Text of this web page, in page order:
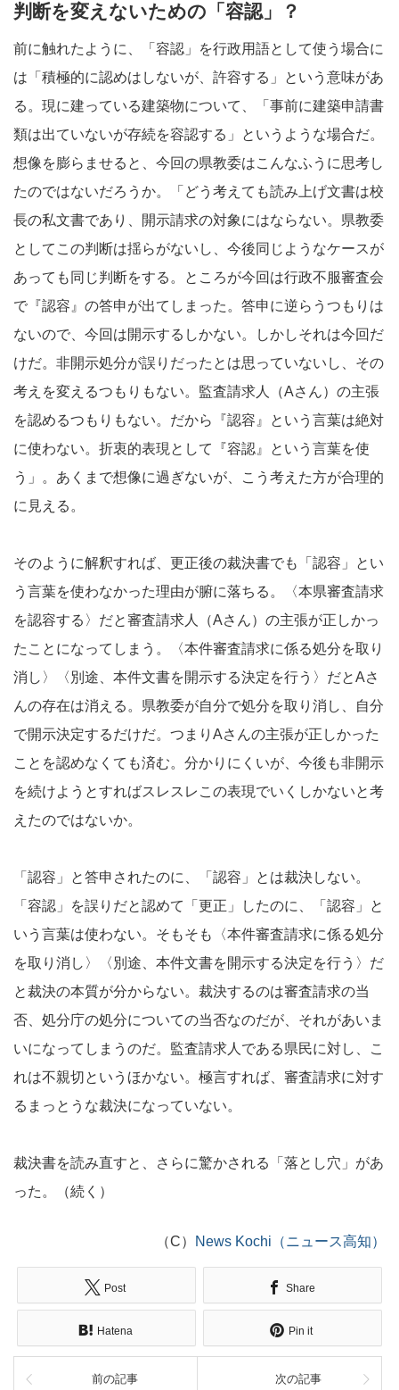
判断を変えないための「容認」？
前に触れたように、「容認」を行政用語として使う場合に
は「積極的に認めはしないが、許容する」という意味があ
る。現に建っている建築物について、「事前に建築申請書
類は出ていないが存続を容認する」というような場合だ。
想像を膨らませると、今回の県教委はこんなふうに思考し
たのではないだろうか。「どう考えても読み上げ文書は校
長の私文書であり、開示請求の対象にはならない。県教委
としてこの判断は揺らがないし、今後同じようなケースが
あっても同じ判断をする。ところが今回は行政不服審査会
で『認容』の答申が出てしまった。答申に逆らうつもりは
ないので、今回は開示するしかない。しかしそれは今回だ
けだ。非開示処分が誤りだったとは思っていないし、その
考えを変えるつもりもない。監査請求人（Aさん）の主張
を認めるつもりもない。だから『認容』という言葉は絶対
に使わない。折衷的表現として『容認』という言葉を使
う」。あくまで想像に過ぎないが、こう考えた方が合理的
に見える。
そのように解釈すれば、更正後の裁決書でも「認容」とい
う言葉を使わなかった理由が腑に落ちる。〈本県審査請求
を認容する〉だと審査請求人（Aさん）の主張が正しかっ
たことになってしまう。〈本件審査請求に係る処分を取り
消し〉〈別途、本件文書を開示する決定を行う〉だとAさ
んの存在は消える。県教委が自分で処分を取り消し、自分
で開示決定するだけだ。つまりAさんの主張が正しかった
ことを認めなくても済む。分かりにくいが、今後も非開示
を続けようとすればスレスレこの表現でいくしかないと考
えたのではないか。
「認容」と答申されたのに、「認容」とは裁決しない。
「容認」を誤りだと認めて「更正」したのに、「認容」と
いう言葉は使わない。そもそも〈本件審査請求に係る処分
を取り消し〉〈別途、本件文書を開示する決定を行う〉だ
と裁決の本質が分からない。裁決するのは審査請求の当
否、処分庁の処分についての当否なのだが、それがあいま
いになってしまうのだ。監査請求人である県民に対し、こ
れは不親切というほかない。極言すれば、審査請求に対す
るまっとうな裁決になっていない。
裁決書を読み直すと、さらに驚かされる「落とし穴」があ
った。（続く）
（C） News Kochi（ニュース高知）
Post Share
Hatena Pin it
前の記事 次の記事